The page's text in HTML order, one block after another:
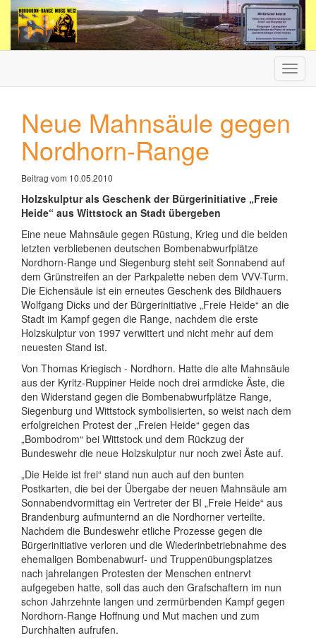
ein-/
Neue Mahnsäule gegen
Nordhorn-Range
Beitrag vom 10.05.2010
Holzskulptur als Geschenk der Bürgerinitiative „Freie
Heide“ aus Wittstock an Stadt übergeben
Eine neue Mahnsäule gegen Rüstung, Krieg und die beiden
letzten verbliebenen deutschen Bombenabwurfplätze
Nordhorn-Range und Siegenburg steht seit Sonnabend auf
dem Grünstreifen an der Parkpalette neben dem VVV-Turm.
Die Eichensäule ist ein erneutes Geschenk des Bildhauers
Wolfgang Dicks und der Bürgerinitiative „Freie Heide“ an die
Stadt im Kampf gegen die Range, nachdem die erste
Holzskulptur von 1997 verwittert und nicht mehr auf dem
neuesten Stand ist.
Von Thomas Kriegisch - Nordhorn. Hatte die alte Mahnsäule
aus der Kyritz-Ruppiner Heide noch drei armdicke Äste, die
den Widerstand gegen die Bombenabwurfplätze Range,
Siegenburg und Wittstock symbolisierten, so weist nach dem
erfolgreichen Protest der „Freien Heide“ gegen das
„Bombodrom“ bei Wittstock und dem Rückzug der
Bundeswehr die neue Holzskulptur nur noch zwei Äste auf.
„Die Heide ist frei“ stand nun auch auf den bunten
Postkarten, die bei der Übergabe der neuen Mahnsäule am
Sonnabendvormittag ein Vertreter der BI „Freie Heide“ aus
Brandenburg aufmunternd an die Nordhorner verteilte.
Nachdem die Bundeswehr etliche Prozesse gegen die
Bürgerinitiative verloren und die Wiederinbetriebnahme des
ehemaligen Bombenabwurf- und Truppenübungsplatzes
nach jahrelangen Protesten der Menschen entnervt
aufgegeben hatte, soll das auch den Grafschaftern im nun
schon Jahrzehnte langen und zermürbenden Kampf gegen
Nordhorn-Range Hoffnung und Mut machen und zum
Durchhalten aufrufen.